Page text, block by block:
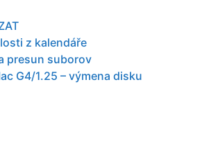
z kalendáře
presun suborov
G4/1.25 – výmena disku